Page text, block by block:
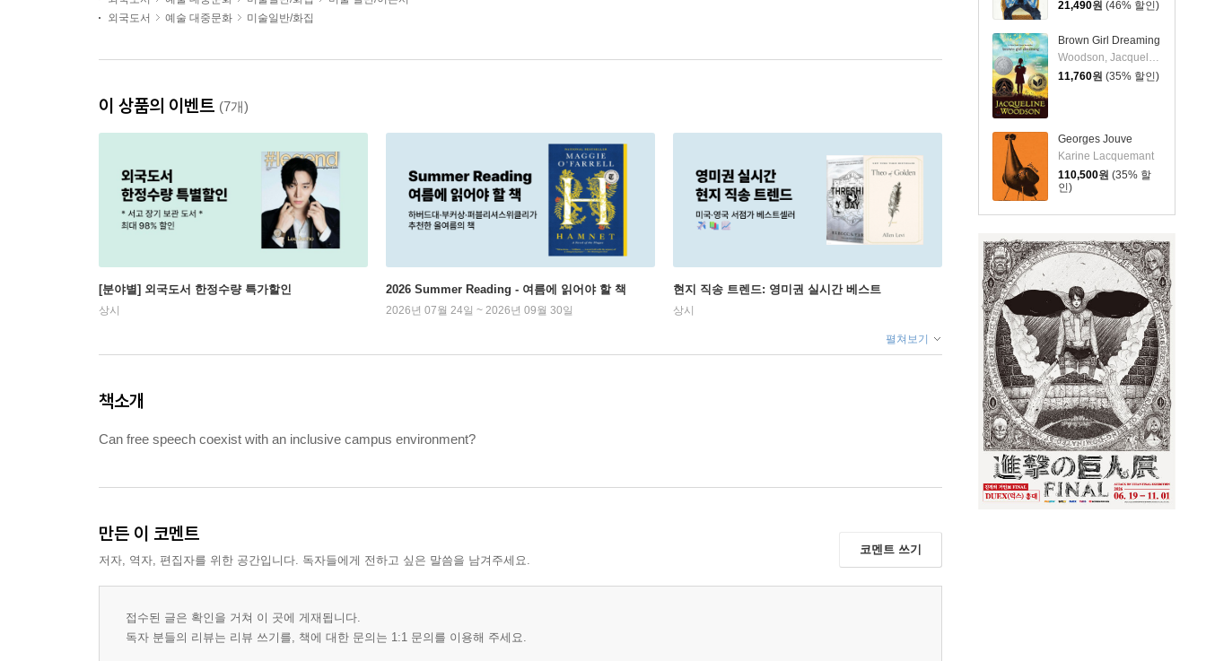
21,490원 (46% 할인)
Brown Girl Dreaming
Woodson, Jacqueline
11,760원 (35% 할인)
Georges Jouve
Karine Lacquemant
110,500원 (35% 할
인)
외국도서
예술 대중문화 미술일반/화집
이 상품의 이벤트 (7개)
[분야별] 외국도서 한정수량 특가할인
상시
2026 Summer Reading - 여름에 읽어야 할 책
2026년 07월 24일 ~ 2026년 09월 30일
현지 직송 트렌드: 영미권 실시간 베스트
상시
펼쳐보기
책소개
Can free speech coexist with an inclusive campus environment?
만든 이 코멘트
저자, 역자, 편집자를 위한 공간입니다. 독자들에게 전하고 싶은 말씀을 남겨주세요.
코멘트 쓰기
접수된 글은 확인을 거쳐 이 곳에 게재됩니다.
독자 분들의 리뷰는 리뷰 쓰기를, 책에 대한 문의는 1:1 문의를 이용해 주세요.